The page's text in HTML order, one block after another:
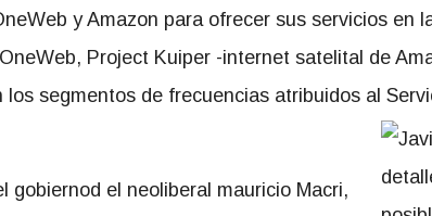
y Amazon para ofrecer sus servicios en
Project Kuiper -internet satelital de
segmentos de frecuencias atribuidos al
gobiernod el neoliberal mauricio Macri,